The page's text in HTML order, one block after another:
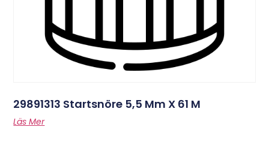
29891313 Startsnöre 5,5 Mm X 61 M
Läs Mer